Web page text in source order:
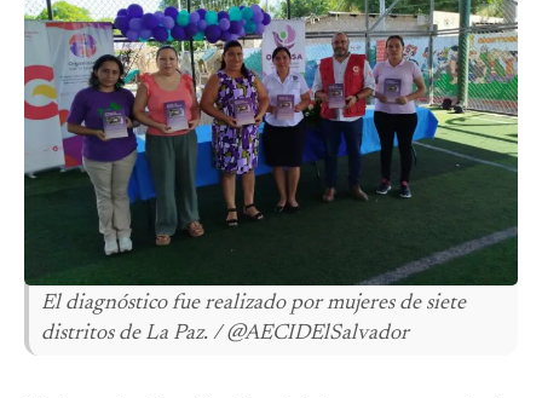
El diagnóstico fue realizado por mujeres de siete
distritos de La Paz. / @AECIDElSalvador